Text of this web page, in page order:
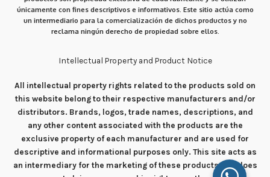
únicamente con fines descriptivos e informativos. Este sitio actúa como
un intermediario para la comercialización de dichos productos y no
reclama ningún derecho de propiedad sobre ellos.
Intellectual Property and Product Notice
All intellectual property rights related to the products sold on
this website belong to their respective manufacturers and/or
distributors. Brands, logos, trade names, descriptions, and
any other content associated with the products are the
exclusive property of each manufacturer and are used for
descriptive and informational purposes only. This site acts as
an intermediary for the marketing of these products and does